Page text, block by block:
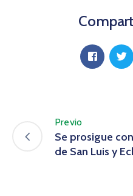
Previo
Se prosigue
de San Luis y